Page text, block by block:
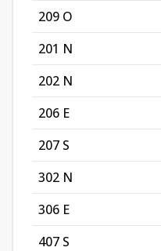
209 O
201 N
202 N
206 E
207 S
302 N
306 E
407 S